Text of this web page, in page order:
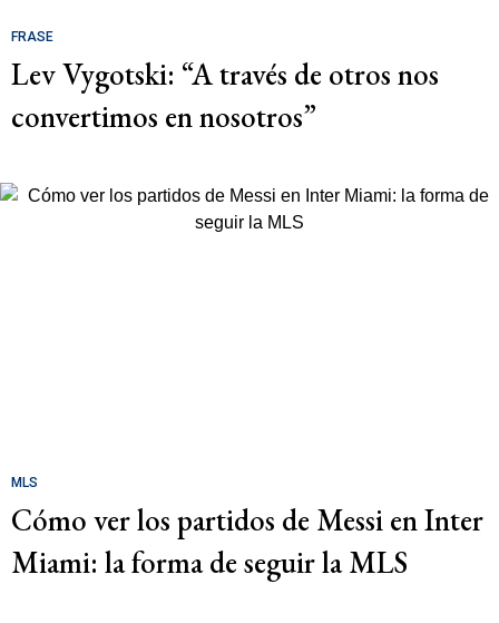
FRASE
Lev Vygotski: “A través de otros nos
convertimos en nosotros”
MLS
Cómo ver los partidos de Messi en Inter
Miami: la forma de seguir la MLS